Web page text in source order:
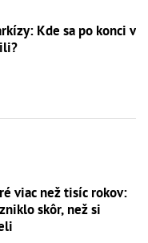
Kde sa po konci v
viac než tisíc rokov:
skôr, než si